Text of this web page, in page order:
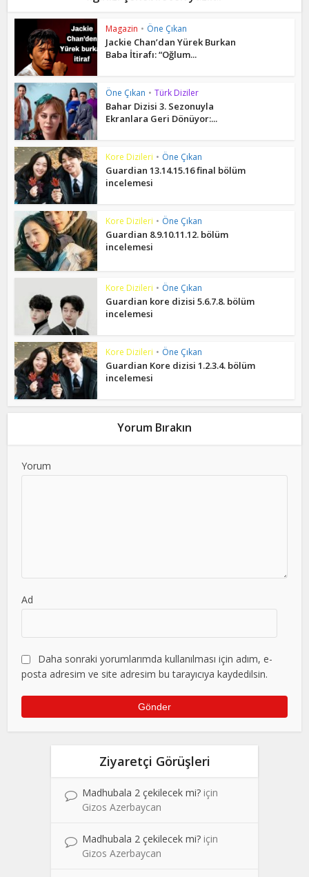
Magazin • Öne Çıkan
Jackie Chan’dan Yürek Burkan
Baba İtirafı: “Oğlum...
Öne Çıkan • Türk Diziler
Bahar Dizisi 3. Sezonuyla
Ekranlara Geri Dönüyor:...
Kore Dizileri • Öne Çıkan
Guardian 13.14.15.16 final bölüm
incelemesi
Kore Dizileri • Öne Çıkan
Guardian 8.9.10.11.12. bölüm
incelemesi
Kore Dizileri • Öne Çıkan
Guardian kore dizisi 5.6.7.8. bölüm
incelemesi
Kore Dizileri • Öne Çıkan
Guardian Kore dizisi 1.2.3.4. bölüm
incelemesi
Yorum Bırakın
Yorum
Ad
Daha sonraki yorumlarımda kullanılması için adım, e-
posta adresim ve site adresim bu tarayıcıya kaydedilsin.
Ziyaretçi Görüşleri
Madhubala 2 çekilecek mi? için
Gizos Azerbaycan
Madhubala 2 çekilecek mi? için
Gizos Azerbaycan